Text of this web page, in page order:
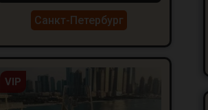
Санкт-Петербург
VIP